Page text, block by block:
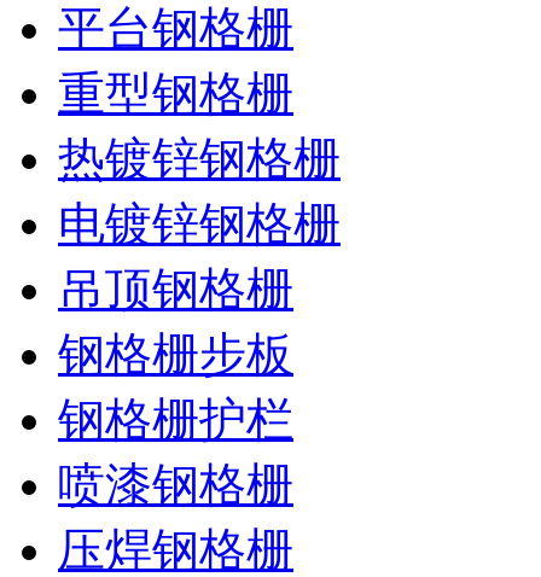
平台钢格栅
重型钢格栅
热镀锌钢格栅
电镀锌钢格栅
吊顶钢格栅
钢格栅步板
钢格栅护栏
喷漆钢格栅
压焊钢格栅